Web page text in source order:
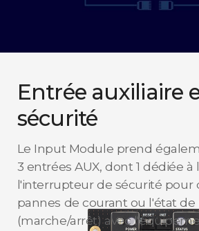
Entrée auxiliaire
sécurité
Le Input Module prend
3 entrées AUX, dont 1 dédiée
l'interrupteur de sécurité pour
pannes de courant ou l'état de
(marche/arrêt) avec